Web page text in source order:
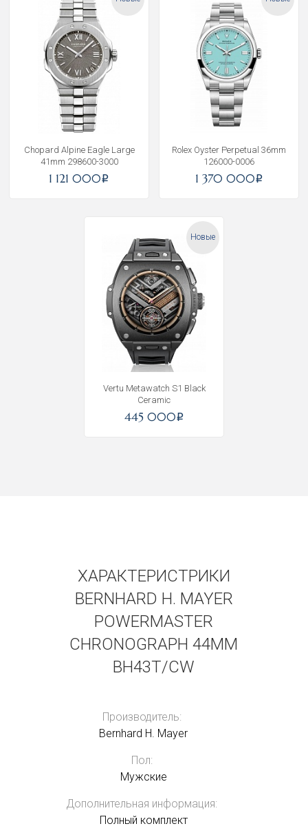
Chopard Alpine Eagle Large
41mm 298600-3000
1 121 000i
Rolex Oyster Perpetual 36mm
126000-0006
1 370 000i
Новые
Vertu Metawatch S1 Black
Ceramic
445 000i
ХАРАКТЕРИСТРИКИ
BERNHARD H. MAYER
POWERMASTER
CHRONOGRAPH 44MM
BH43T/CW
Производитель:
Bernhard H. Mayer
Пол:
Мужские
Дополнительная информация:
Полный комплект
Получать на почту